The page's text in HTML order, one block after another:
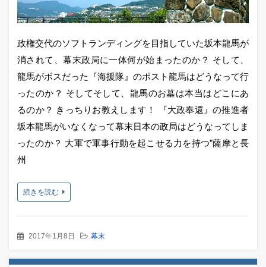
政権交代のソフトランディングを目指していた坂本龍馬が
消されて、幕末政局に一体何が始まったのか？ そして、
龍馬がボスだった『海援隊』のポスト龍馬はどうなって行
ったのか？ そしてそして、龍馬のお墓は本当はどこにあ
るのか？ きっちりお教えします！ 『大政奉還』の推進者
坂本龍馬がいなくなって幕末日本の政局はどうなってしま
ったのか？ 大軍で軍事行動を起こせる力を持つ”薩摩と長
州
続きを読む
2017年1月8日 幕末